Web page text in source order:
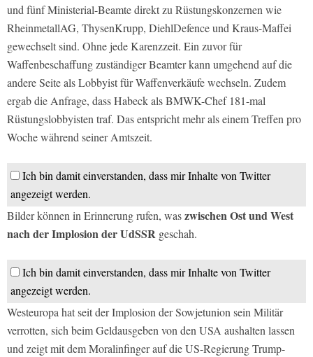
und fünf Ministerial-Beamte direkt zu Rüstungskonzernen wie
RheinmetallAG, ThysenKrupp, DiehlDefence und Kraus-Maffei
gewechselt sind. Ohne jede Karenzzeit. Ein zuvor für
Waffenbeschaffung zuständiger Beamter kann umgehend auf die
andere Seite als Lobbyist für Waffenverkäufe wechseln. Zudem
ergab die Anfrage, dass Habeck als BMWK-Chef 181-mal
Rüstungslobbyisten traf. Das entspricht mehr als einem Treffen pro
Woche während seiner Amtszeit.
Ich bin damit einverstanden, dass mir Inhalte von Twitter
angezeigt werden.
Bilder können in Erinnerung rufen, waszwischen Ost und West
nach der Implosion der UdSSR geschah.
Ich bin damit einverstanden, dass mir Inhalte von Twitter
angezeigt werden.
Westeuropa hat seit der Implosion der Sowjetunion sein Militär
verrotten, sich beim Geldausgeben von den USA aushalten lassen
und zeigt mit dem Moralinfinger auf die US-Regierung Trump-